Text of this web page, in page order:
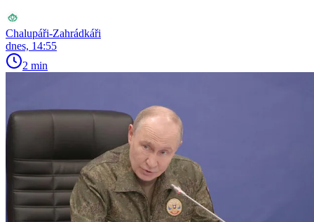
Chalupáři-Zahrádkáři
dnes, 14:55
2 min